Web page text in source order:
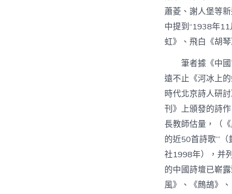
蕭菱、謝人堡等
中提到“1938年11
虹》、飛白《胡
筆者據《中
遠不止《河冰上
時代北京詩人研
刊》上頒發的詩
長教師估量，（
的近50首詩歌’”
社1998年），并
的中國詩壇已嶄
風》、《鷓鴣》